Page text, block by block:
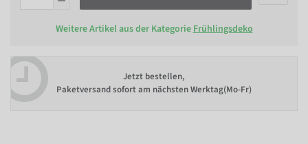
Weitere Artikel aus der Kategorie Frühlingsdeko
Jetzt bestellen,
Paketversand sofort am nächsten Werktag(Mo-Fr)